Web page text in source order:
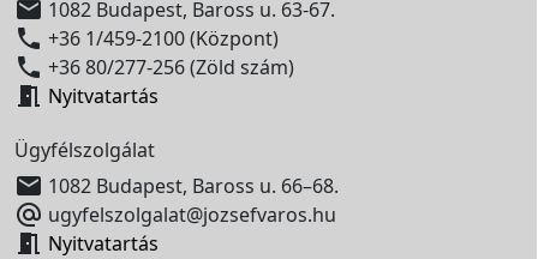
 1082 Budapest, Baross u. 63-67.
 +36 1/459-2100 (Központ)
 +36 80/277-256 (Zöld szám)
 Nyitvatartás
Ügyfélszolgálat
 1082 Budapest, Baross u. 66–68.
 ugyfelszolgalat@jozsefvaros.hu
 Nyitvatartás